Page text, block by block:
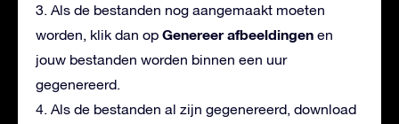
3. Als de bestanden nog aangemaakt moeten
worden, klik dan op Genereer afbeeldingen en
jouw bestanden worden binnen een uur
gegenereerd.
4. Als de bestanden al zijn gegenereerd, download